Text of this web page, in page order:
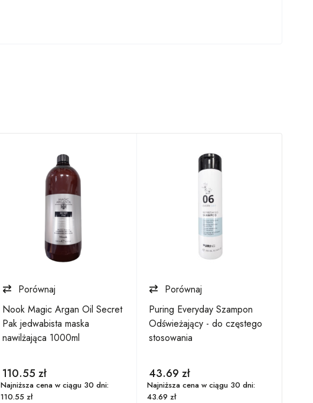
Porównaj
Nook Magic Argan Oil Secret
Pak jedwabista maska
nawilżająca 1000ml
110.55 zł
Najniższa cena w ciągu 30 dni:
110.55 zł
Porównaj
Puring Everyday Szampon
Odświeżający - do częstego
stosowania
43.69 zł
Najniższa cena w ciągu 30 dni:
43.69 zł